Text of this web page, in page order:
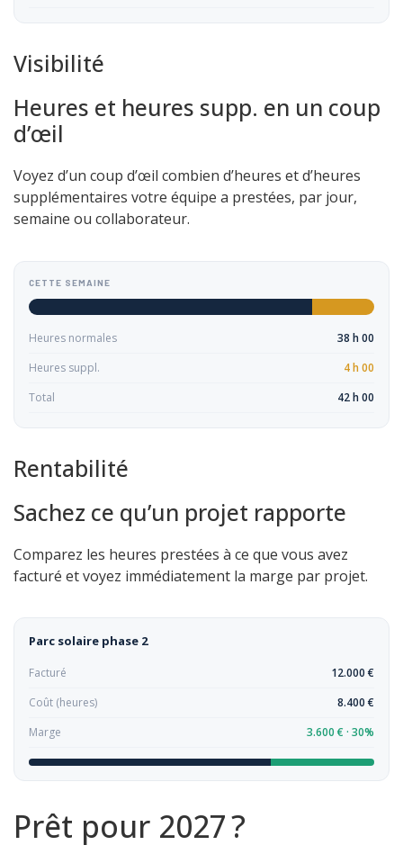
Visibilité
Heures et heures supp. en un coup
d’œil
Voyez d’un coup d’œil combien d’heures et d’heures
supplémentaires votre équipe a prestées, par jour,
semaine ou collaborateur.
CETTE SEMAINE
Heures normales
38 h 00
Heures suppl.
4 h 00
Total
42 h 00
Rentabilité
Sachez ce qu’un projet rapporte
Comparez les heures prestées à ce que vous avez
facturé et voyez immédiatement la marge par projet.
Parc solaire phase 2
Facturé
12.000 €
Coût (heures)
8.400 €
Marge
3.600 € · 30%
Prêt pour 2027 ?